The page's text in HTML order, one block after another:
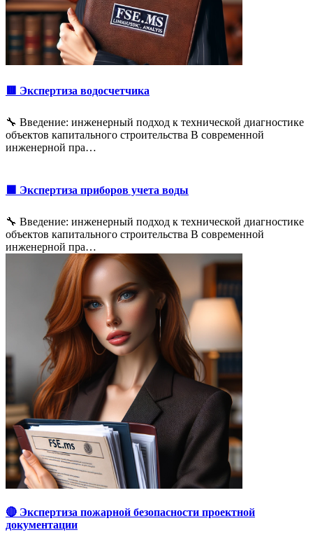
🟥 Экспертиза водосчетчика
🔧 Введение: инженерный подход к технической диагностике
объектов капитального строительства В современной
инженерной пра…
🟩 Экспертиза приборов учета воды
🔧 Введение: инженерный подход к технической диагностике
объектов капитального строительства В современной
инженерной пра…
🔴 Экспертиза пожарной безопасности проектной
документации